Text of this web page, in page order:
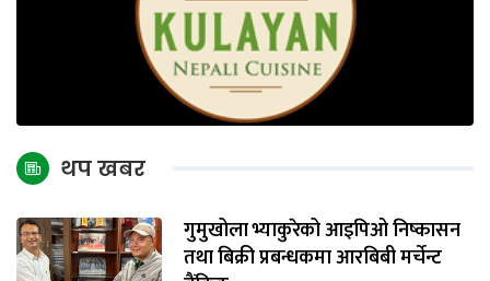
थप खबर
गुमुखोला भ्याकुरेको आइपिओ निष्कासन
तथा बिक्री प्रबन्धकमा आरबिबी मर्चेन्ट